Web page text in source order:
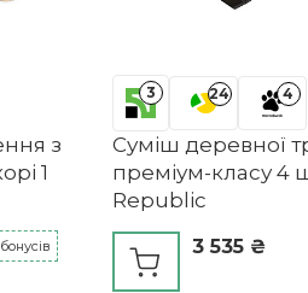
з
1
бонусів
3 24 4
Суміш деревної
преміум-класу 4
Republic
3 535 ₴